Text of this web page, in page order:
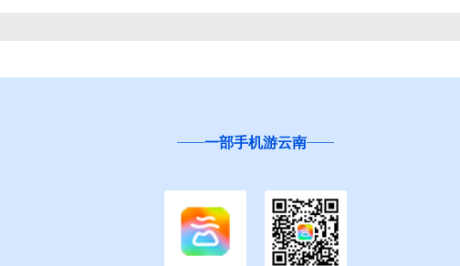
一部手机游云南